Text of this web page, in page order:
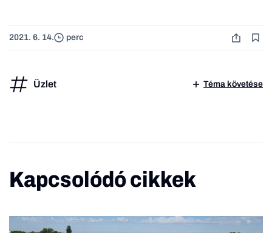
2021. 6. 14. perc
Üzlet Téma követése
Kapcsolódó cikkek